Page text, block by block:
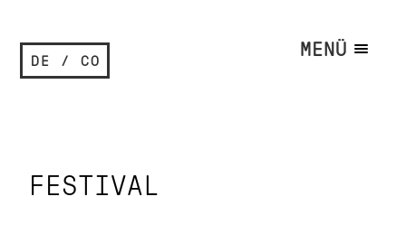
DE / CO MENÜ
FESTIVAL